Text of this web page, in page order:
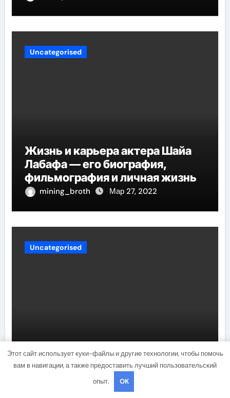
Uncategorised
Жизнь и карьера актера Шайа
Лабафа — его биография,
фильмография и личная жизнь
mining_broth Мар 27, 2022
Uncategorised
Лазарева Татьяна — история
жизни, карьеры и личных
достижений знаменитой
актрисы, восходящей на олимп
Мар 27, 2022
Этот сайт использует куки-файлы и другие технологии, чтобы помочь
вам в навигации, а также предоставить лучший пользовательский
опыт.
OK